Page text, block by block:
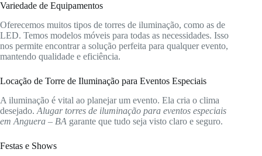
Variedade de Equipamentos
Oferecemos muitos tipos de torres de iluminação, como as de
LED. Temos modelos móveis para todas as necessidades. Isso
nos permite encontrar a solução perfeita para qualquer evento,
mantendo qualidade e eficiência.
Locação de Torre de Iluminação para Eventos Especiais
A iluminação é vital ao planejar um evento. Ela cria o clima
desejado. Alugar torres de iluminação para eventos especiais
em Anguera – BA garante que tudo seja visto claro e seguro.
Festas e Shows